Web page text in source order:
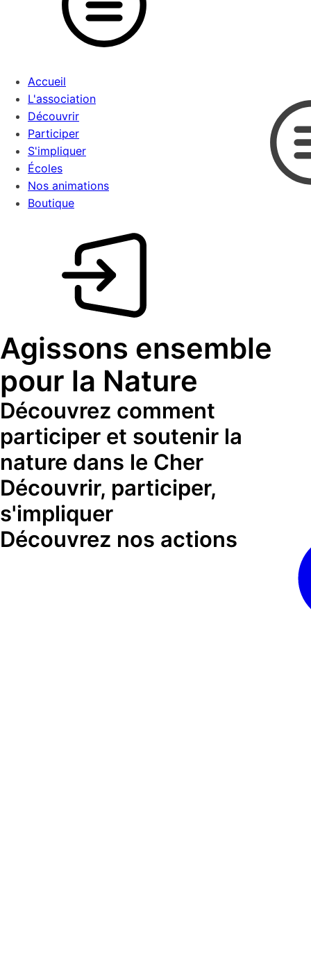
Accueil
L'association
Découvrir
Participer
S'impliquer
Écoles
Nos animations
Boutique
Agissons ensemble
pour la Nature
Découvrez comment
participer et soutenir la
nature dans le Cher
Découvrir, participer,
s'impliquer
Découvrez nos actions